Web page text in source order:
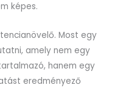
képes.
Most egy
amely nem egy
hanem egy
eredményező